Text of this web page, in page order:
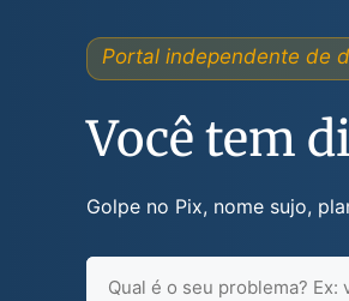
Portal independente de
Você tem
Golpe no Pix, nome sujo,